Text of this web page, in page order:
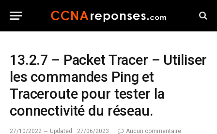
13.2.7 – Packet Tracer – Utiliser
les commandes Ping et
Traceroute pour tester la
connectivité du réseau.
27/10/2022 Updated: 27/06/2023
Aucun commentaire